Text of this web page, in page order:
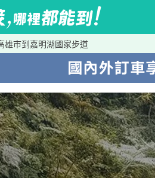
雄市到嘉明湖國家步道